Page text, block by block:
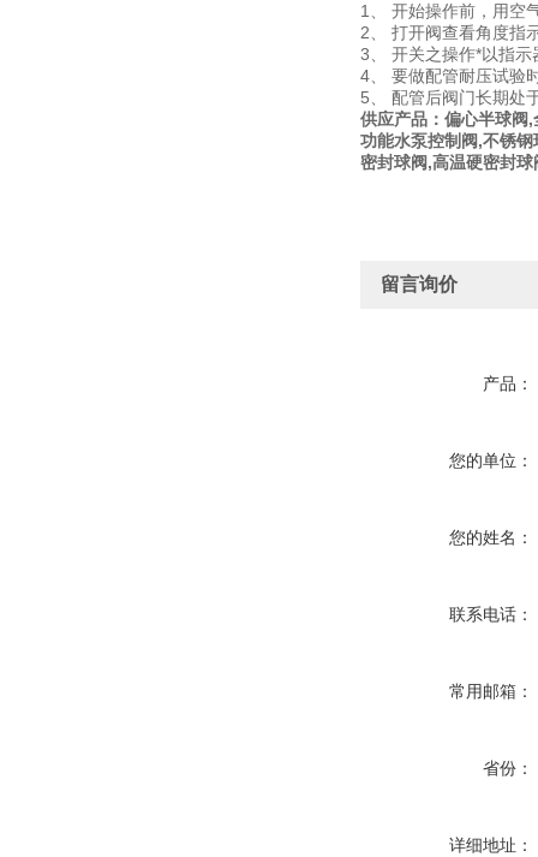
1、 开始操作前，用空
2、 打开阀查看角度指
3、 开关之操作*以指
4、 要做配管耐压试验
5、 配管后阀门长期处
供应产品：偏心半球阀
功能水泵控制阀,不锈
密封球阀,高温硬密封
留言询价
产品：
您的单位：
您的姓名：
联系电话：
常用邮箱：
省份：
详细地址：